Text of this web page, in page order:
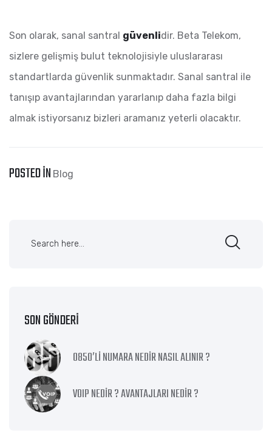
Son olarak, sanal santral güvenlidir. Beta Telekom,
sizlere gelişmiş bulut teknolojisiyle uluslararası
standartlarda güvenlik sunmaktadır. Sanal santral ile
tanışıp avantajlarından yararlanıp daha fazla bilgi
almak istiyorsanız bizleri aramanız yeterli olacaktır.
POSTED IN Blog
SON GÖNDERI
0850′Lİ NUMARA NEDİR NASIL ALINIR ?
VOIP NEDİR ? AVANTAJLARI NEDİR ?